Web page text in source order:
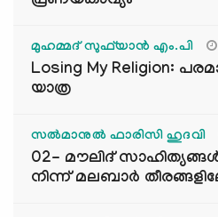
മുഹമ്മദ് സുഫ്‌യാൻ എം.പി
Losing My Religion:
യാത്ര
സൽമാനുൽ ഫാരിസി ഹുദവി
02- മൗലിദ്
നിന്ന് മലബാർ